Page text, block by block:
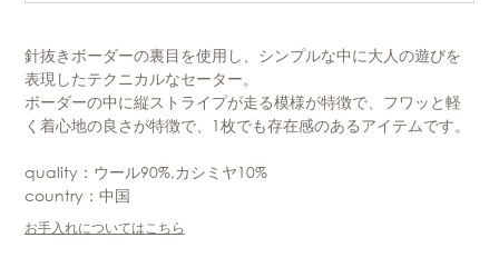
針抜きボーダーの裏目を使用し、シンプルな中に大人の遊びを
表現したテクニカルなセーター。
ボーダーの中に縦ストライプが走る模様が特徴で、フワッと軽
く着心地の良さが特徴で、1枚でも存在感のあるアイテムです。
quality：ウール90%,カシミヤ10%
country：中国
お手入れについてはこちら